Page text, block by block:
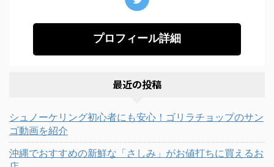
プロフィール詳細
最近の投稿
シュノーケリング初心者にも安心！ゴリラチョップのサン
ゴ動画を紹介
沖縄でおすすめの新鮮な「さしみ」がお値打ちに買えるお